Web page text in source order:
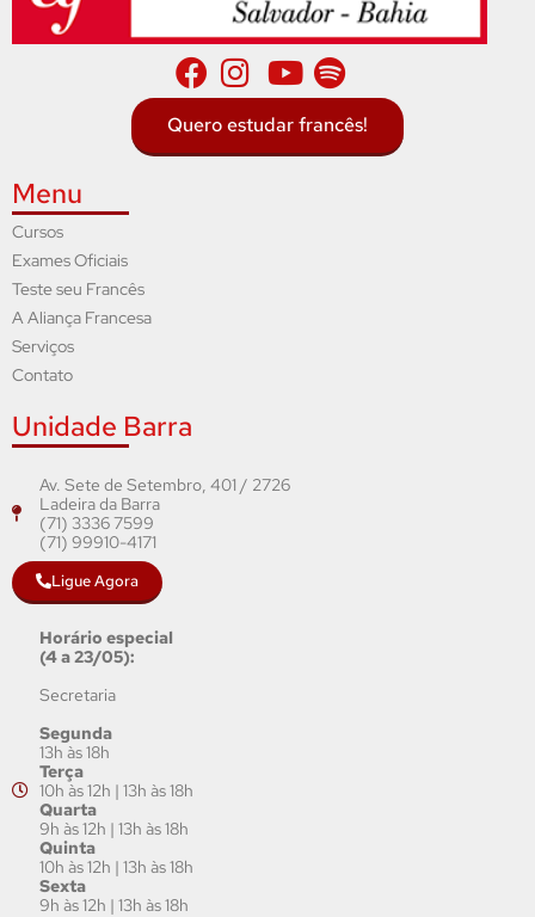
Quero estudar francês!
Menu
Cursos
Exames Oficiais
Teste seu Francês
A Aliança Francesa
Serviços
Contato
Unidade Barra
Av. Sete de Setembro, 401 / 2726
Ladeira da Barra
(71) 3336 7599
(71) 99910-4171
Ligue Agora
Horário especial
(4 a 23/05):
Secretaria
Segunda
13h às 18h
Terça
10h às 12h | 13h às 18h
Quarta
9h às 12h | 13h às 18h
Quinta
10h às 12h | 13h às 18h
Sexta
9h às 12h | 13h às 18h